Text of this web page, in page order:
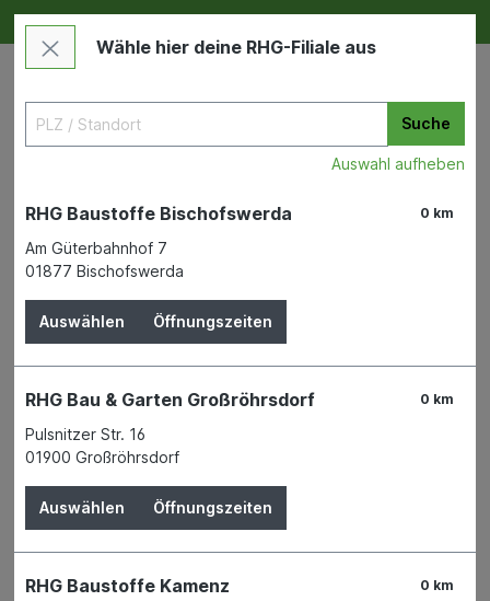
Deine RHG NEU ERLEBEN
Pflanzgefässe Kunststoff
Ampel Galicia mit US braun
ca.20cm
GELI GMBH
Wähle hier deine RHG-Filiale aus
Suche
Auswahl aufheben
0 km
RHG Baustoffe Bischofswerda
Am Güterbahnhof 7
01877 Bischofswerda
Auswählen Öffnungszeiten
0 km
RHG Bau & Garten Großröhrsdorf
Pulsnitzer Str. 16
01900 Großröhrsdorf
Auswählen Öffnungszeiten
0 km
RHG Baustoffe Kamenz